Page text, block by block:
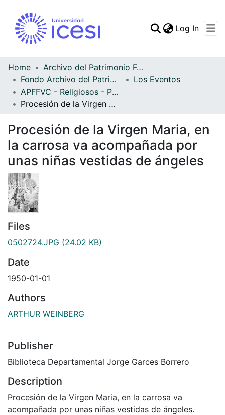
Statistics
Log In
Home
Archivo del Patrimonio Fotográfico y Fílmico del Valle del Cauca
Fondo Archivo del Patrimonio Fotográfico y Fílmico del Valle del Cauca
Los Eventos
APFFVC - Religiosos - Patrimonial
Procesión de la Virgen Maria, en la carrosa va acompañada por unas niñas vestidas de ángeles
Procesión de la Virgen Maria, en
la carrosa va acompañada por
unas niñas vestidas de ángeles
Files
0502724.JPG (24.02 KB)
Date
1950-01-01
Authors
ARTHUR WEINBERG
Publisher
Biblioteca Departamental Jorge Garces Borrero
Description
Procesión de la Virgen Maria, en la carrosa va
acompañada por unas niñas vestidas de ángeles.